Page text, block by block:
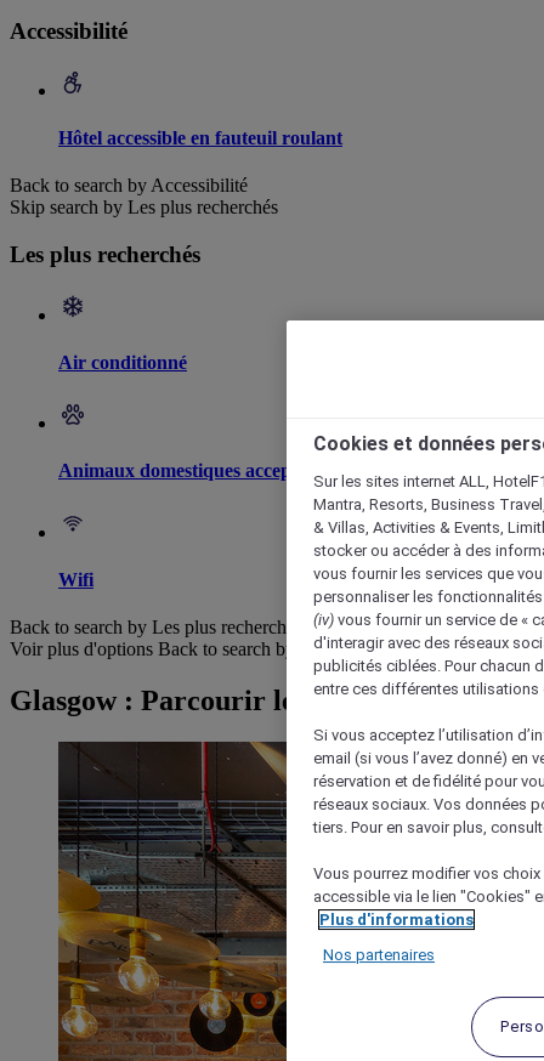
Accessibilité
Hôtel accessible en fauteuil roulant
Back to search by Accessibilité
Skip search by Les plus recherchés
Les plus recherchés
Air conditionné
Animaux domestiques acceptés
Wifi
Back to search by Les plus recherchés
Voir plus d'options Back to search by categories
Glasgow : Parcourir les hôtels
Cookies et données
Sur les sites internet ALL,
Mantra, Resorts, Business
& Villas, Activities & Events,
stocker ou accéder à des
vous fournir les services que
personnaliser les
(iv) vous fournir un service de «
d'interagir avec des réseaux
publicités ciblées. Pour chacun
entre ces différentes utilisations
Si vous acceptez l’utilisation
email (si vous l’avez donné) en
réservation et de fidélité pour
réseaux sociaux. Vos données
tiers. Pour en savoir plus,
Vous pourrez modifier vos
accessible via le lien "Cookies"
Plus d'informations
Nos partenaires